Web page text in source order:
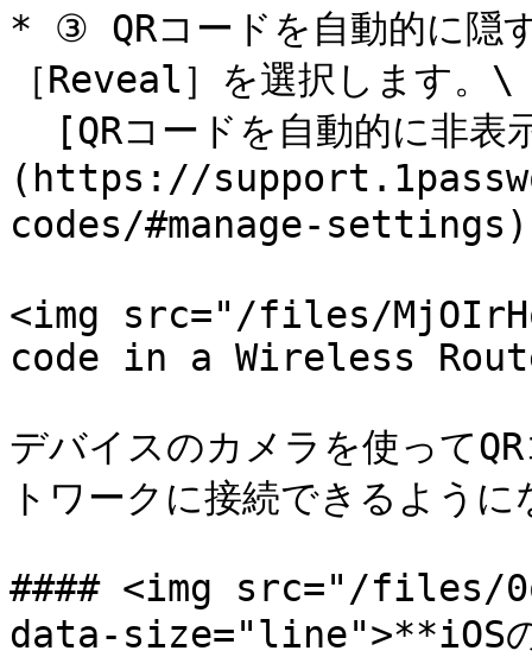
* ③ QRコードを自動的に隠
［Reveal］を選択します。\
(https://
codes/#manage-settings)
<img src="/files/
code in a Wireless
デバイスのカメラを使って
トワークに接続できるよう
#### <img src="/files/
data-size="line">**iOS